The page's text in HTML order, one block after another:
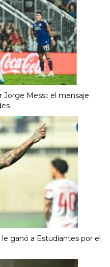
Messi: el mensaje
ganó a Estudiantes por el